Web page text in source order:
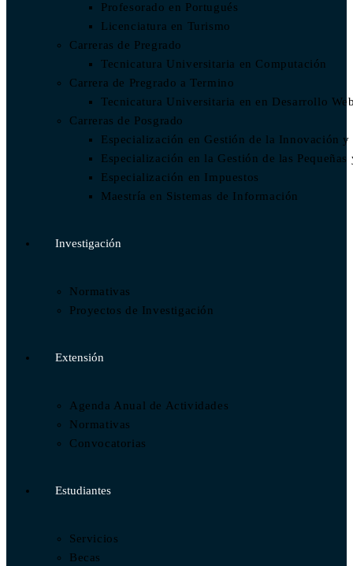
Profesorado en Portugués
Licenciatura en Turismo
Carreras de Pregrado
Tecnicatura Universitaria en Computación
Carrera de Pregrado a Termino
Tecnicatura Universitaria en en Desarrollo
Carreras de Posgrado
Especialización en Gestión de la Innovación
Especialización en la Gestión de las
Especialización en Impuestos​
Maestría en Sistemas de Información
Investigación
Normativas
Proyectos de Investigación
Extensión
Agenda Anual de Actividades
Normativas
Convocatorias
Estudiantes
Servicios
Becas